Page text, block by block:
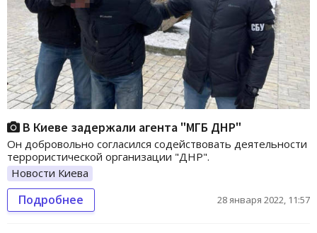
В Киеве задержали агента "МГБ ДНР"
Он добровольно согласился содействовать деятельности
террористической организации "ДНР".
Новости Киева
Подробнее 28 января 2022, 11:57